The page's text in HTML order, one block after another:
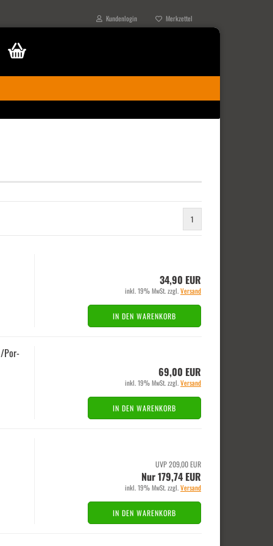
Kundenlogin Merkzettel
1
34,90 EUR
inkl. 19% MwSt. zzgl.Versand
IN DEN WARENKORB
Por­
69,00 EUR
inkl. 19% MwSt. zzgl.Versand
IN DEN WARENKORB
UVP 209,00 EUR
Nur 179,74 EUR
inkl. 19% MwSt. zzgl.Versand
IN DEN WARENKORB